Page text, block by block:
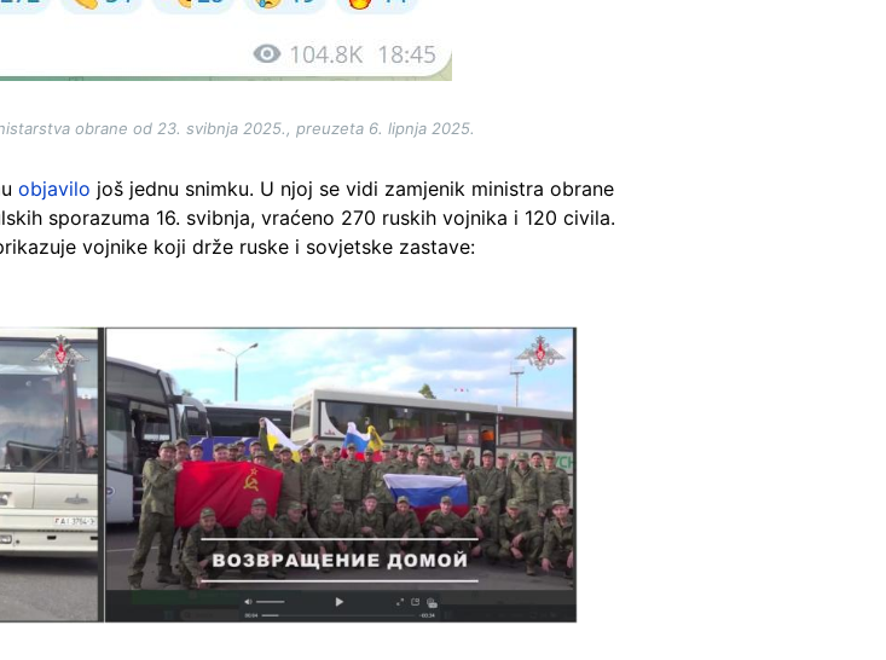
obrane od 23. svibnja 2025., preuzeta 6. lipnja 2025.
objavilo još jednu snimku. U njoj se vidi zamjenik ministra obrane
sporazuma 16. svibnja, vraćeno 270 ruskih vojnika i 120 civila.
vojnike koji drže ruske i sovjetske zastave: